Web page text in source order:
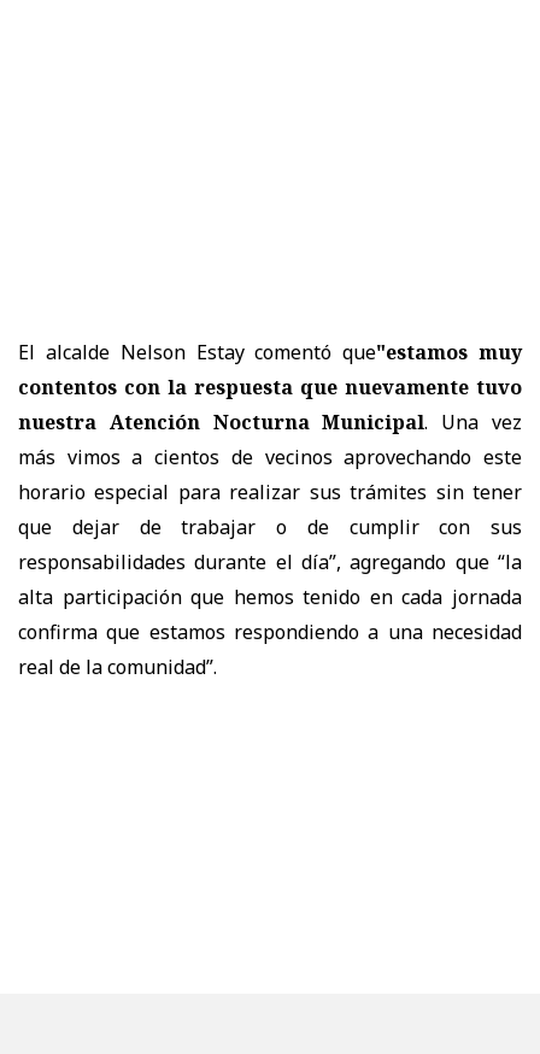
El alcalde Nelson Estay comentó que"estamos muy
contentos con la respuesta que nuevamente tuvo
nuestra Atención Nocturna Municipal. Una vez
más vimos a cientos de vecinos aprovechando este
horario especial para realizar sus trámites sin tener
que dejar de trabajar o de cumplir con sus
responsabilidades durante el día”, agregando que “la
alta participación que hemos tenido en cada jornada
confirma que estamos respondiendo a una necesidad
real de la comunidad”.